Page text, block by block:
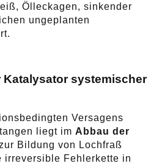
Ölleckagen, sinkender
ungeplanten
Katalysator systemischer
Versagens
liegt im Abbau der
Bildung von Lochfraß
irreversible Fehlerkette in